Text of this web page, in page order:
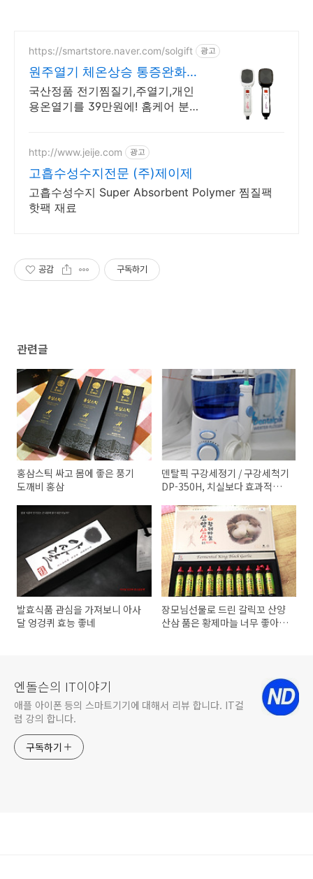
https://smartstore.naver.com/solgift 광고
원주열기 체온상승 통증완화
통증 완화 개인용 온열기
국산정품 전기찜질기,주열기,개인
용온열기를 39만원에! 홈케어 분리
http://www.jeije.com 광고
고흡수성수지전문 (주)제이제
고흡수성수지 Super Absorbent Polymer 찜질팩
핫팩 재료
공감 구독하기
관련글
홍삼스틱 싸고 몸에 좋은 풍기
도깨비 홍삼
덴탈픽 구강세정기 / 구강세척기
DP-350H, 치실보다 효과적인
발효식품 관심을 가져보니 아사
달 엉겅퀴 효능 좋네
장모님선물로 드린 갈릭꼬 산양
산삼 품은 황제마늘 너무 좋아하
엔돌슨의 IT이야기
애플 아이폰 등의 스마트기기에 대해서 리뷰 합니다. IT컬
럼 강의 합니다.
구독하기